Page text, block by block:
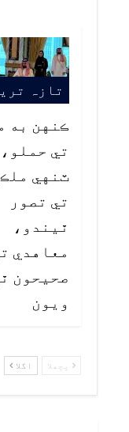
تازہ
ڪنهن به
تي حملو،
ٽنهي
تي تصور
ٿيندو،
معاهدي
صحيحون
ويون
پچھلا اگلا